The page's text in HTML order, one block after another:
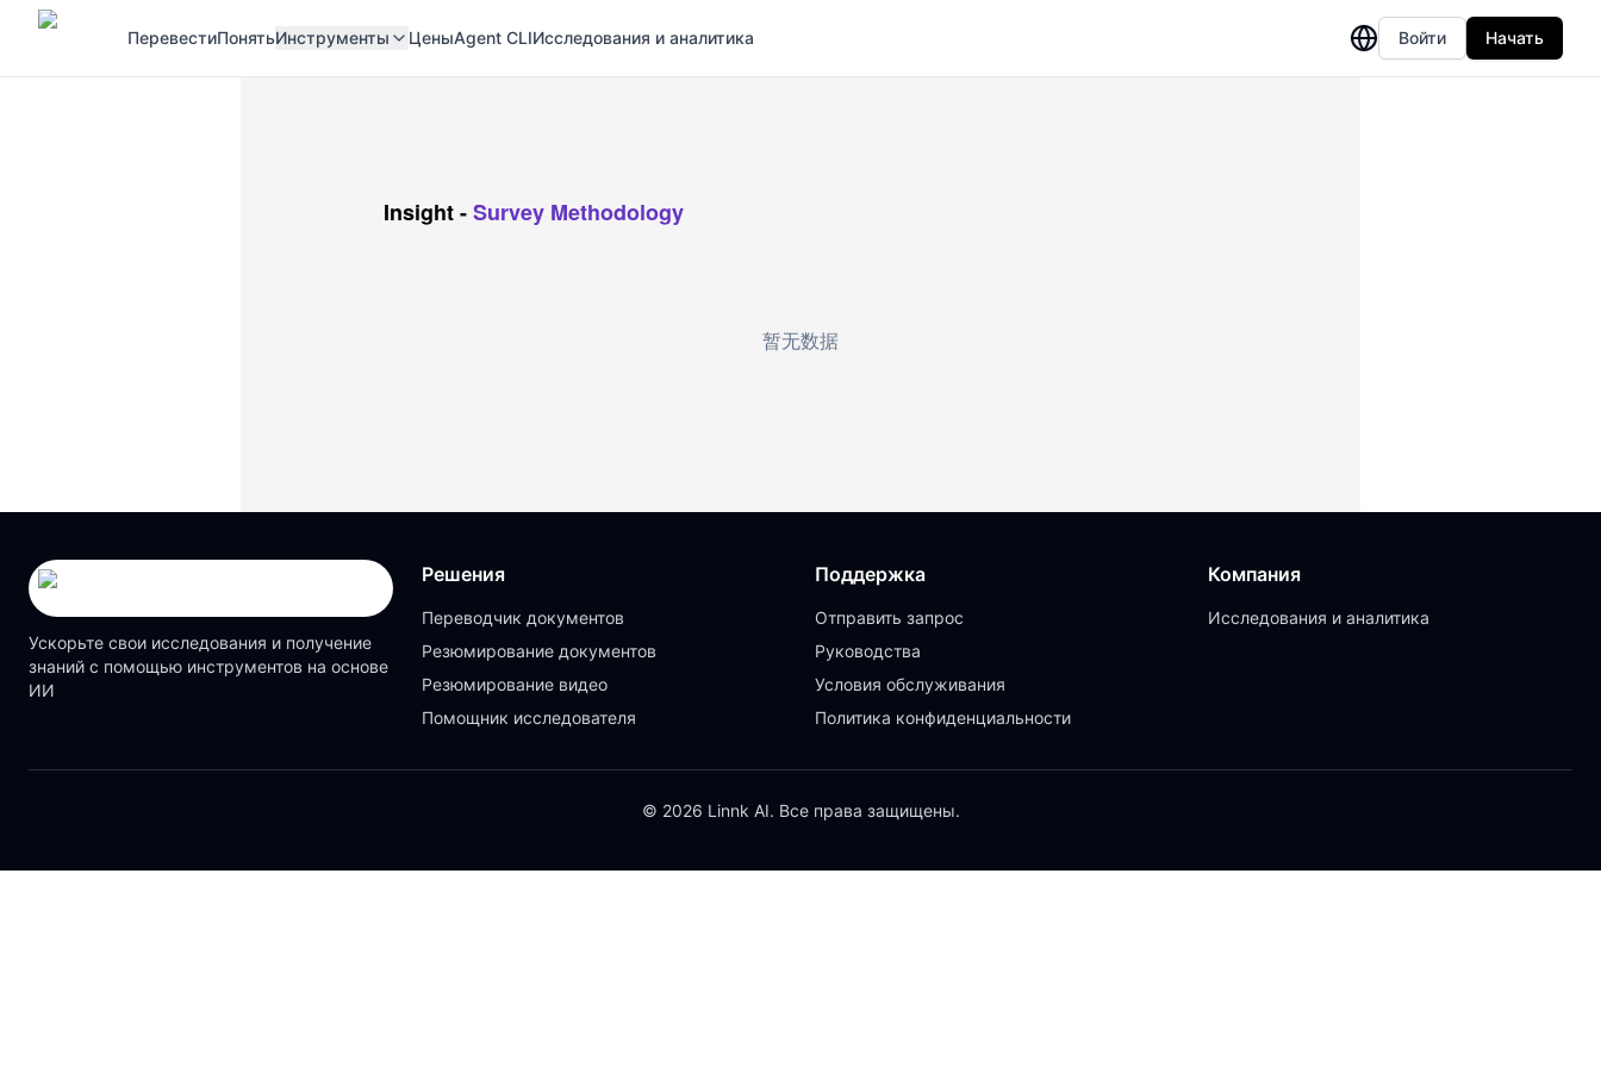
ПеревестиПонятьИнструменты ЦеныAgent CLIИсследования и аналитика Войти Начать
Insight-Survey Methodology
暂无数据
Ускорьте свои исследования и получение
знаний с помощью инструментов на основе
ИИ
Решения
Переводчик документов
Резюмирование документов
Резюмирование видео
Помощник исследователя
Поддержка
Отправить запрос
Руководства
Условия обслуживания
Политика конфиденциальности
Компания
Исследования и аналитика
© 2026 Linnk AI. Все права защищены.